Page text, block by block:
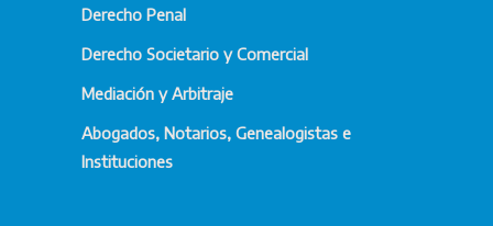
Derecho Penal
Derecho Societario y Comercial
Mediación y Arbitraje
Abogados, Notarios, Genealogistas e
Instituciones